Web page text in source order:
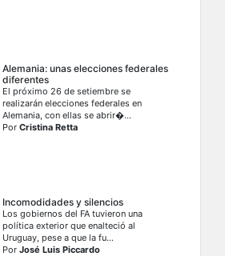
Alemania: unas elecciones federales
diferentes
El próximo 26 de setiembre se
realizarán elecciones federales en
Alemania, con ellas se abrir�...
PorCristina Retta
Incomodidades y silencios
Los gobiernos del FA tuvieron una
política exterior que enalteció al
Uruguay, pese a que la fu...
PorJosé Luis Piccardo